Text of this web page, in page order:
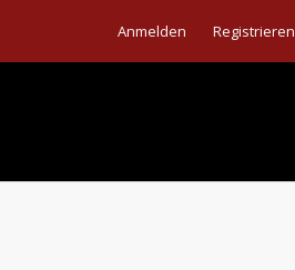
Anmelden Registrieren